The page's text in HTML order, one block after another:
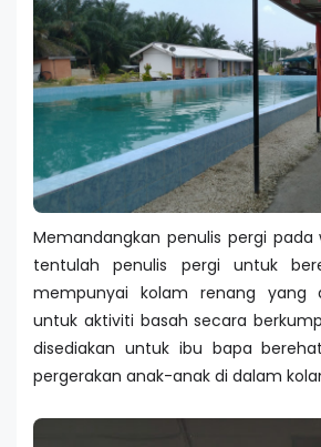
Memandangkan penulis pergi pada
tentulah penulis pergi untuk
mempunyai kolam renang yang
untuk aktiviti basah secara
disediakan untuk ibu bapa
pergerakan anak-anak di dalam